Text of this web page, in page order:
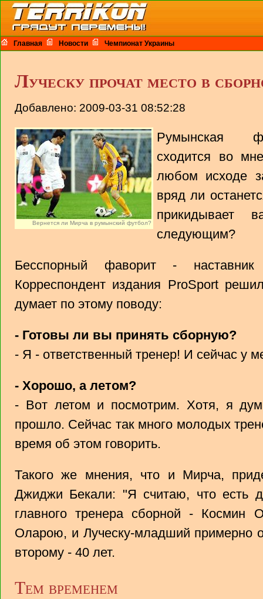
Главная Новости Чемпионат Украины
Луческу прочат место в
Добавлено: 2009-03-31 08:52:28
Вернется ли Мирча в румынский футбол?
Румынская
сходится во
любом исходе
вряд ли
прикидывает
следующим?
Бесспорный фаворит -
Корреспондент издания ProSport
думает по этому поводу:
- Готовы ли вы принять сборную?
- Я - ответственный тренер! И сейчас у
- Хорошо, а летом?
- Вот летом и посмотрим. Хотя, я
прошло. Сейчас так много молодых
время об этом говорить.
Такого же мнения, что и Мирча,
Джиджи Бекали: "Я считаю, что есть
главного тренера сборной - Космин
Оларою, и Луческу-младший примерно
второму - 40 лет.
Тем временем